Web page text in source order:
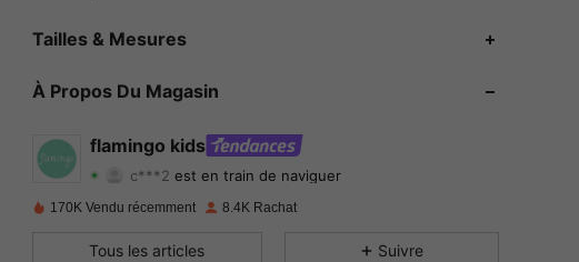
Tailles & Mesures
À Propos Du Magasin
flamingo kids
c***2 est en train de naviguer
4.82 Evaluation 263Articles 19KSuiveurs
170K Vendu récemment 8.4K Rachat
Tous les articles Suivre